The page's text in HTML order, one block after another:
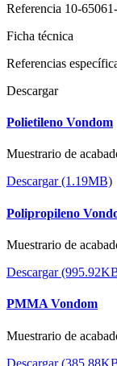
Referencia 10-
Ficha técnica
Referencias
Descargar
Polietileno Vondom
Muestrario de
Descargar (1.19MB)
Polipropileno
Muestrario de
Descargar
PMMA Vondom
Muestrario de
Descargar